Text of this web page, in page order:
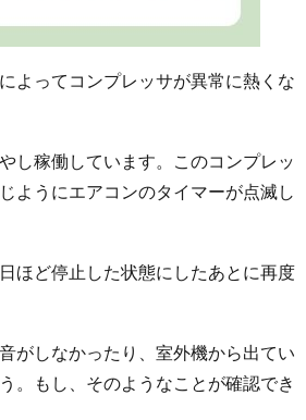
よってコンプレッサが異常に熱くな
し稼働しています。このコンプレッ
ようにエアコンのタイマーが点滅し
ほど停止した状態にしたあとに再度
がしなかったり、室外機から出てい
。もし、そのようなことが確認でき